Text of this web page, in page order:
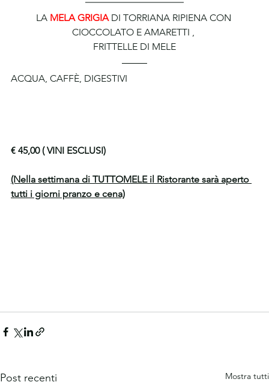
LA MELA GRIGIA DI TORRIANA RIPIENA CON
CIOCCOLATO E AMARETTI ,
FRITTELLE DI MELE
ACQUA, CAFFÈ, DIGESTIVI
€ 45,00 ( VINI ESCLUSI)
(Nella settimana di TUTTOMELE il Ristorante sarà aperto
tutti i giorni pranzo e cena)
Post recenti Mostra tutti